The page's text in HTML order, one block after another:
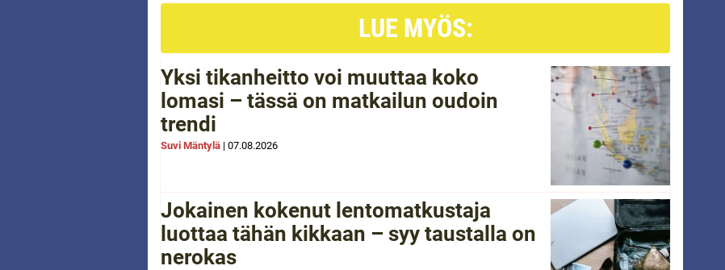
LUE MYÖS:
Yksi tikanheitto voi muuttaa koko
lomasi – tässä on matkailun oudoin
trendi
Suvi Mäntylä | 07.08.2026
Jokainen kokenut lentomatkustaja
luottaa tähän kikkaan – syy taustalla on
nerokas